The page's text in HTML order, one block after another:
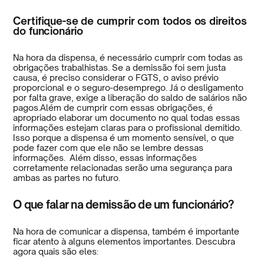
Certifique-se de cumprir com todos os direitos
do funcionário
Na hora da dispensa, é necessário cumprir com todas as
obrigações trabalhistas. Se a demissão foi sem justa
causa, é preciso considerar o FGTS, o aviso prévio
proporcional e o seguro-desemprego. Já o desligamento
por falta grave, exige a liberação do saldo de salários não
pagos.Além de cumprir com essas obrigações, é
apropriado elaborar um documento no qual todas essas
informações estejam claras para o profissional demitido.
Isso porque a dispensa é um momento sensível, o que
pode fazer com que ele não se lembre dessas
informações. Além disso, essas informações
corretamente relacionadas serão uma segurança para
ambas as partes no futuro.
O que falar na demissão de um funcionário?
Na hora de comunicar a dispensa, também é importante
ficar atento à alguns elementos importantes. Descubra
agora quais são eles: